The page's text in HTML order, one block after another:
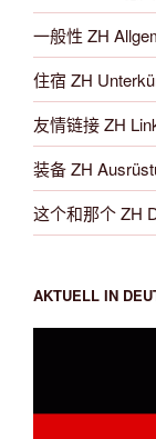
一般性 ZH
住宿 ZH
友情链接 ZH
装备 ZH
这个和那个 ZH
AKTUELL IN